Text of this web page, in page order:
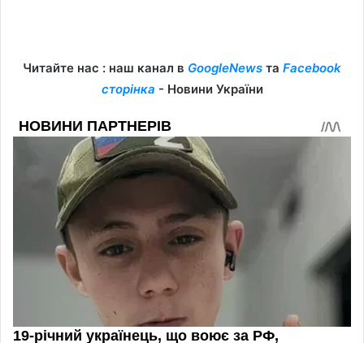
Читайте нас : наш канал в GoogleNews та Facebook
сторінка - Новини України